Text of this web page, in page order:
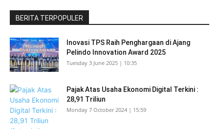
BERITA TERPOPULER
Inovasi TPS Raih Penghargaan di Ajang
Pelindo Innovation Award 2025
Tuesday 3 June 2025 | 10:35
Pajak Atas Usaha Ekonomi Digital Terkini :
28,91 Triliun
Monday 7 October 2024 | 15:59